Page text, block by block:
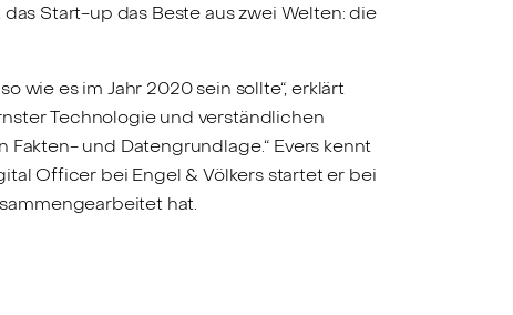
Start-up das Beste aus zwei Welten: die
wie es im Jahr 2020 sein sollte“, erklärt
Technologie und verständlichen
und Datengrundlage.“ Evers kennt
Officer bei Engel & Völkers startet er bei
hat.